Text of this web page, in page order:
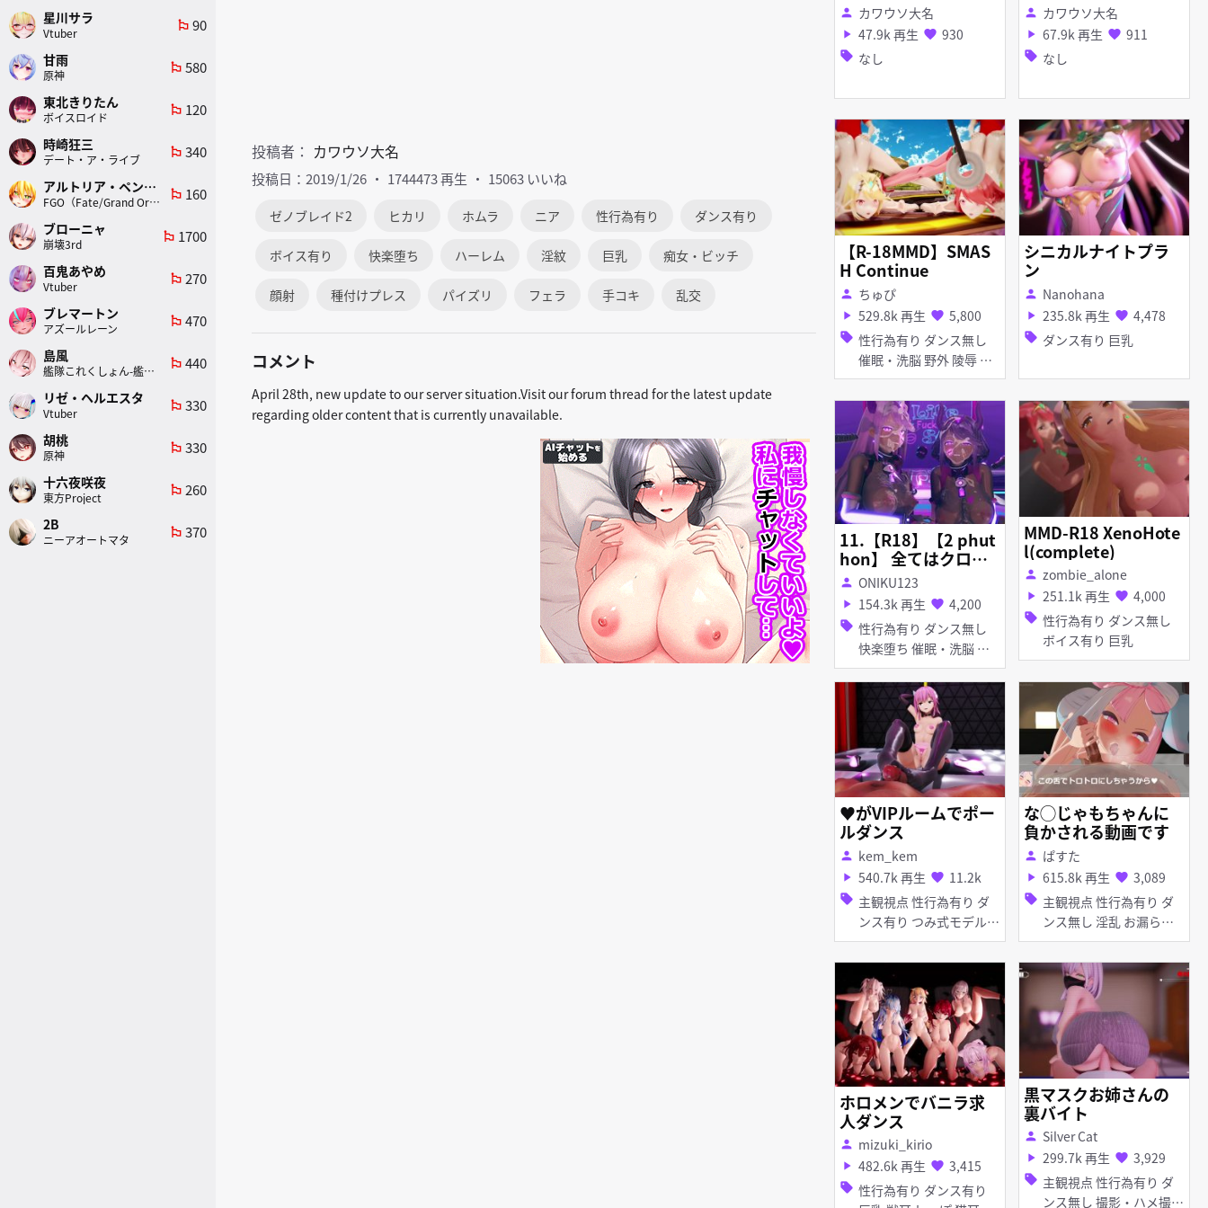
投稿者： カワウソ大名
投稿日：2019/1/26 1744473 再生 15063 いいね
ゼノブレイド2 ヒカリ ホムラ ニア 性行為有り ダンス有り
ボイス有り 快楽堕ち ハーレム 淫紋 巨乳 痴女・ビッチ
顔射 種付けプレス パイズリ フェラ 手コキ 乱交
コメント
April 28th, new update to our server situation.Visit our forum thread for the latest update
regarding older content that is currently unavailable.
person カワウソ大名
play_arrow 47.9k 再生 favorite 930
sell なし
person カワウソ大名
play_arrow 67.9k 再生 favorite 911
sell なし
【R-18MMD】SMAS
H Continue
person ちゅぴ
play_arrow 529.8k 再生 favorite 5,800
sell 性行為有り ダンス無し
催眠・洗脳 野外 陵辱 巨
乳 拘束
シニカルナイトプラ
ン
person Nanohana
play_arrow 235.8k 再生 favorite 4,478
sell ダンス有り 巨乳
11.【R18】【2 phut
hon】 全てはクロマ
ル様の為に 【P〇ra,
My〇hra,Kuromar
u】
person ONIKU123
play_arrow 154.3k 再生 favorite 4,200
sell 性行為有り ダンス無し
快楽堕ち 催眠・洗脳 調
教・開発 淫乱 痴女・ビ
ッチ 首輪・鎖・拘束具
ディルド アヘ顔 イラマ
aru
MMD-R18 XenoHote
l(complete)
person zombie_alone
play_arrow 251.1k 再生 favorite 4,000
sell 性行為有り ダンス無し
ボイス有り 巨乳
♥がVIPルームでポー
ルダンス
person kem_kem
play_arrow 540.7k 再生 favorite 11.2k
sell 主観視点 性行為有り ダ
ンス有り つみ式モデル
淫乱 ピアス・装飾品 足
コキ 手コキ パイズリ 女
性上位
な◯じゃもちゃんに
負かされる動画です
person ぱすた
play_arrow 615.8k 再生 favorite 3,089
sell 主観視点 性行為有り ダ
ンス無し 淫乱 お漏ら
し・潮吹き ディープスロ
ート 手コキ フェラ 女性
上位
ホロメンでバニラ求
人ダンス
person mizuki_kirio
play_arrow 482.6k 再生 favorite 3,415
sell 性行為有り ダンス有り
黒マスクお姉さんの
裏バイト
person Silver Cat
play_arrow 299.7k 再生 favorite 3,929
sell 主観視点 性行為有り ダ
ンス無し 撮影・ハメ撮り
星川サラ
Vtuber
emoji_flags 90
甘雨
原神
emoji_flags 580
東北きりたん
ボイスロイド
emoji_flags 120
時崎狂三
デート・ア・ライブ
emoji_flags 340
アルトリア・ペンドラゴン(ランサー)
FGO（Fate/Grand Order）
emoji_flags 160
ブローニャ
崩壊3rd
emoji_flags 1700
百鬼あやめ
Vtuber
emoji_flags 270
ブレマートン
アズールレーン
emoji_flags 470
島風
艦隊これくしょん-艦これ-
emoji_flags 440
リゼ・ヘルエスタ
Vtuber
emoji_flags 330
胡桃
原神
emoji_flags 330
十六夜咲夜
東方Project
emoji_flags 260
2B
ニーアオートマタ
emoji_flags 370